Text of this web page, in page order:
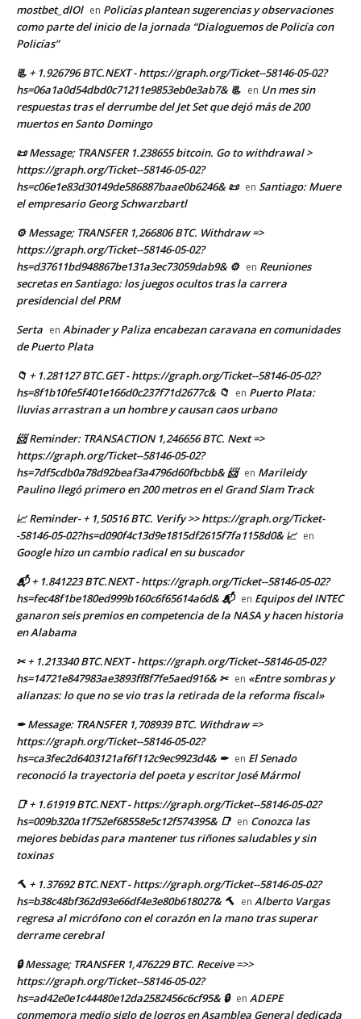
mostbet_dlOl en Policías plantean sugerencias y observaciones
como parte del inicio de la jornada “Dialoguemos de Policía con
Policías”
📃 + 1.926796 BTC.NEXT - https://graph.org/Ticket--58146-05-02?
hs=06a1a0d54dbd0c71211e9853eb0e3ab7& 📃 en Un mes sin
respuestas tras el derrumbe del Jet Set que dejó más de 200
muertos en Santo Domingo
📜 Message; TRANSFER 1.238655 bitcoin. Go to withdrawal >
https://graph.org/Ticket--58146-05-02?
hs=c06e1e83d30149de586887baae0b6246& 📜 en Santiago: Muere
el empresario Georg Schwarzbartl
⚙ Message; TRANSFER 1,266806 BTC. Withdraw =>
https://graph.org/Ticket--58146-05-02?
hs=d37611bd948867be131a3ec73059dab9& ⚙ en Reuniones
secretas en Santiago: los juegos ocultos tras la carrera
presidencial del PRM
Serta en Abinader y Paliza encabezan caravana en comunidades
de Puerto Plata
📁 + 1.281127 BTC.GET - https://graph.org/Ticket--58146-05-02?
hs=8f1b10fe5f401e166d0c237f71d2677c& 📁 en Puerto Plata:
lluvias arrastran a un hombre y causan caos urbano
📨 Reminder: TRANSACTION 1,246656 BTC. Next =>
https://graph.org/Ticket--58146-05-02?
hs=7df5cdb0a78d92beaf3a4796d60fbcbb& 📨 en Marileidy
Paulino llegó primero en 200 metros en el Grand Slam Track
📈 Reminder- + 1,50516 BTC. Verify >> https://graph.org/Ticket-
-58146-05-02?hs=d090f4c13d9e1815df2615f7fa1158d0& 📈 en
Google hizo un cambio radical en su buscador
📬 + 1.841223 BTC.NEXT - https://graph.org/Ticket--58146-05-02?
hs=fec48f1be180ed999b160c6f65614a6d& 📬 en Equipos del INTEC
ganaron seis premios en competencia de la NASA y hacen historia
en Alabama
✂ + 1.213340 BTC.NEXT - https://graph.org/Ticket--58146-05-02?
hs=14721e847983ae3893ff8f7fe5aed916& ✂ en «Entre sombras y
alianzas: lo que no se vio tras la retirada de la reforma fiscal»
✒ Message: TRANSFER 1,708939 BTC. Withdraw =>
https://graph.org/Ticket--58146-05-02?
hs=ca3fec2d6403121af6f112c9ec9923d4& ✒ en El Senado
reconoció la trayectoria del poeta y escritor José Mármol
📑 + 1.61919 BTC.NEXT - https://graph.org/Ticket--58146-05-02?
hs=009b320a1f752ef68558e5c12f574395& 📑 en Conozca las
mejores bebidas para mantener tus riñones saludables y sin
toxinas
🔨 + 1.37692 BTC.NEXT - https://graph.org/Ticket--58146-05-02?
hs=b38c48bf362d93e66df4e3e80b618027& 🔨 en Alberto Vargas
regresa al micrófono con el corazón en la mano tras superar
derrame cerebral
🔒 Message; TRANSFER 1,476229 BTC. Receive =>>
https://graph.org/Ticket--58146-05-02?
hs=ad42e0e1c44480e12da2582456c6cf95& 🔒 en ADEPE
conmemora medio siglo de logros en Asamblea General dedicada